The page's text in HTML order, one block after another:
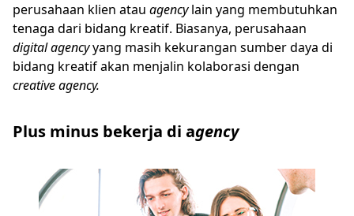
perusahaan klien atau agencylain yang membutuhkan
tenaga dari bidang kreatif. Biasanya, perusahaan
digitalagencyyang masih kekurangan sumber daya di
bidang kreatif akan menjalin kolaborasi dengan
creativeagency.
Plus minus bekerja di agency